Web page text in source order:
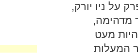
על ניו יורק,
מדהימה,
מעט
המעלות